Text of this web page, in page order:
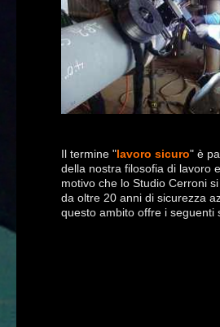
Il termine "lavoro sicuro" è
della nostra filosofia di lavoro
motivo che lo Studio Cerroni
da oltre 20 anni di sicurezza
questo ambito offre i seguenti